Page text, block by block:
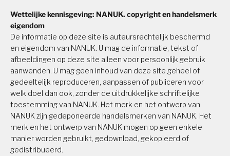
Wettelijke kennisgeving: NANUK. copyright en handelsmerk
eigendom
De informatie op deze site is auteursrechtelijk beschermd
en eigendom van NANUK. U mag de informatie, tekst of
afbeeldingen op deze site alleen voor persoonlijk gebruik
aanwenden. U mag geen inhoud van deze site geheel of
gedeeltelijk reproduceren, aanpassen of publiceren voor
welk doel dan ook, zonder de uitdrukkelijke schriftelijke
toestemming van NANUK. Het merk en het ontwerp van
NANUK zijn gedeponeerde handelsmerken van NANUK. Het
merk en het ontwerp van NANUK mogen op geen enkele
manier worden gebruikt, gedownload, gekopieerd of
gedistribueerd.